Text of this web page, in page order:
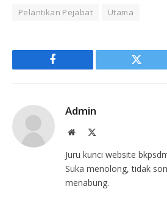
Pelantikan Pejabat Utama
Facebook Twitter
Admin
Website
Juru kunci website
Suka menolong, tidak
menabung.